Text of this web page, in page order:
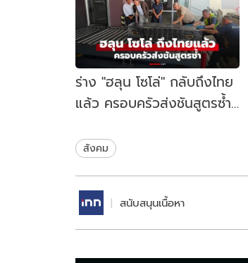
ร่าง "ฮลุน โซโล่" กลับถึงไทย
แล้ว ครอบครัวส่งชันสูตรซ้ำ
สังคม
สนับสนุนเนื้อหา